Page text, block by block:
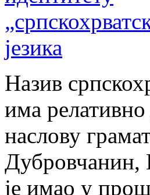
Назив
има релативно
наслову
Дубровчанин,
је имао у